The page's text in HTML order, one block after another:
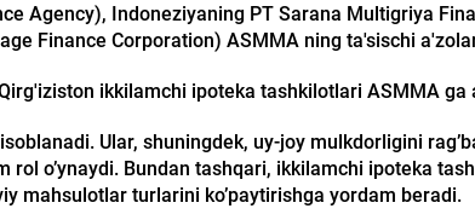
Agency), Indoneziyaning PT Sarana Multigriya
Finance Corporation) ASMMA ning ta'sischi
ikkilamchi ipoteka tashkilotlari ASMMA ga
Ular, shuningdek, uy-joy mulkdorligini
o’ynaydi. Bundan tashqari, ikkilamchi ipoteka
mahsulotlar turlarini ko’paytirishga yordam beradi.